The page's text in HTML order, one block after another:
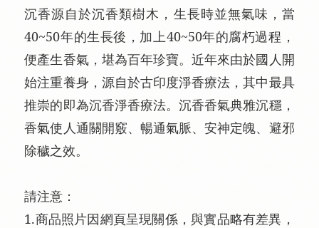
沉香源自於沉香類樹木，生長時並無氣味，當
40~50年的生長後，加上40~50年的腐朽過程，
便產生香氣，堪為百年珍寶。近年來由於國人開
始注重養身，源自於古印度淨香療法，其中最具
推崇的即為沉香淨香療法。沉香香氣典雅沉穩，
香氣使人通關開竅、暢通氣脈、安神定魄、避邪
除穢之效。
請注意：
1.商品照片因網頁呈現關係，與實品略有差異，